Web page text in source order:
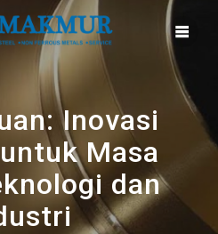
to
content
Inovasi
Masa
dan